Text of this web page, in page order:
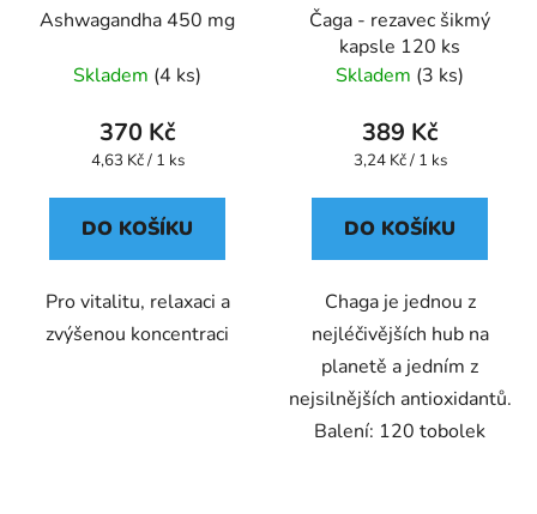
Ashwagandha 450 mg
Skladem (4 ks)
370 Kč
Měrná
4,63 Kč / 1 ks
DO KOŠÍKU
Pro vitalitu, relaxaci a
zvýšenou koncentraci
Čaga - rezavec šikmý
kapsle 120 ks
Skladem (3 ks)
389 Kč
Měrná
3,24 Kč / 1 ks
DO KOŠÍKU
Chaga je jednou z
nejléčivějších hub na
planetě a jedním z
nejsilnějších antioxidantů.
Balení: 120 tobolek